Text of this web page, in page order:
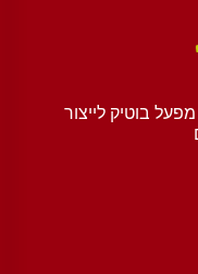
בוטיק לייצור